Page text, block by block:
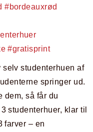
studenterhuen af
springer ud.
dem, så får du
studenterhuer, klar til
farver – en